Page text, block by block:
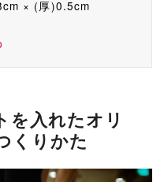
× (厚)0.5cm
を入れたオリ
くりかた